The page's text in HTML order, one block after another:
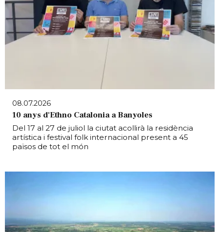
08.07.2026
10 anys d'Ethno Catalonia a Banyoles
Del 17 al 27 de juliol la ciutat acollirà la residència
artística i festival folk internacional present a 45
països de tot el món